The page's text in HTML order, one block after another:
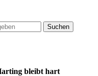
Suchen
bleibt hart